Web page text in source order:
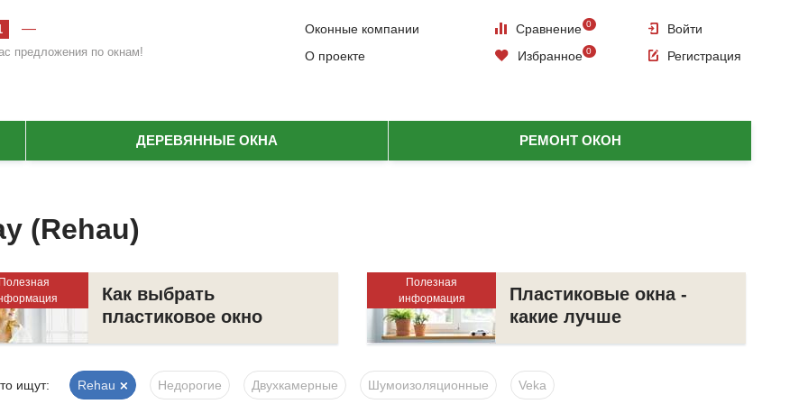
—
предложения по окнам!
Оконные компании
О проекте
Сравнение 0
Избранное 0
Войти
Регистрация
ДЕРЕВЯННЫЕ ОКНА РЕМОНТ ОКОН
(Rehau)
Полезная
Как выбрать
пластиковое окно
Полезная
информация
Пластиковые окна -
какие лучше
ищут: Rehau Недорогие Двухкамерные Шумоизоляционные Veka